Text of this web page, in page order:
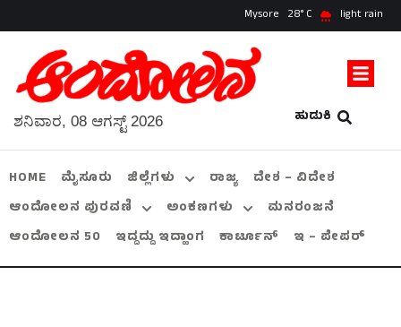
Mysore 28 light rain
ಹುಡುಕಿ
ಶನಿವಾರ, 08 ಆಗಸ್ಟ್ 2026
HOME ಮೈಸೂರು ಜಿಲ್ಲೆಗಳು ರಾಜ್ಯ
ದೇಶ – ವಿದೇಶ
ಆಂದೋಲನ ಪುರವಣಿ
ಅಂಕಣಗಳು
ಮನರಂಜನೆ
ಆಂದೋಲನ 50
ಇದ್ದದ್ದು ಇದ್ಹಾಂಗ ಕಾರ್ಟೂನ್ ಇ – ಪೇಪರ್